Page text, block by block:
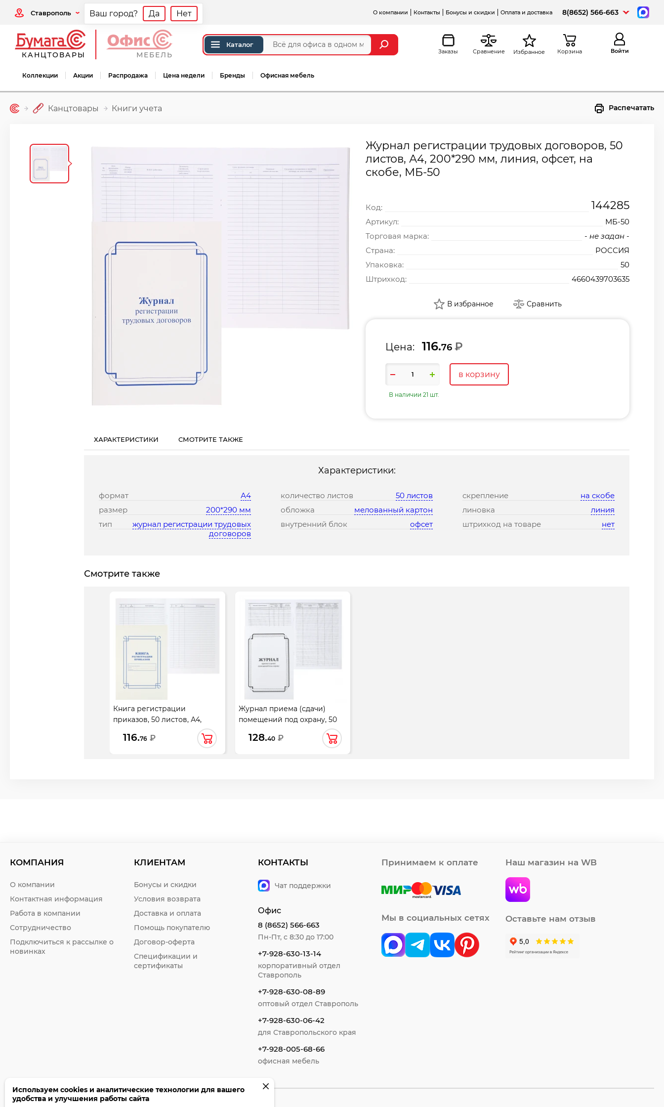
Ставрополь Ваш город? Да Нет О компании Контакты Бонусы и скидки Оплата и доставка 8(8652) 566-663
КАНЦТОВАРЫ МЕБЕЛЬ
Каталог
Заказы Сравнение Избранное Корзина Войти
Коллекции Акции Распродажа Цена недели Бренды Офисная мебель
Канцтовары Книги учета Распечатать
Журнал регистрации трудовых договоров, 50
листов, А4, 200*290 мм, линия, офсет, на
скобе, МБ-50
Код: 144285
Артикул:
МБ-50
Торговая марка:
- не задан -
Страна:
РОССИЯ
Упаковка:
50
Штрихкод:
4660439703635
В избранное Сравнить
Цена: 116.76 ₽
в корзину
В наличии 21 шт.
ХАРАКТЕРИСТИКИ СМОТРИТЕ ТАКЖЕ
Характеристики:
формат
А4
размер
200*290 мм
тип
журнал регистрации трудовых
договоров
количество листов
50 листов
обложка
мелованный картон
внутренний блок
офсет
скрепление
на скобе
линовка
линия
штрихкод на товаре
нет
Смотрите также
Книга регистрации
приказов, 50 листов, А4,
200*290 мм, линия, офсет, на
скобе, МБ50
116.76 ₽
Журнал приема (сдачи)
помещений под охрану, 50
офсет, на скобе, МБ-50
128.40 ₽
КОМПАНИЯ
О компании
Контактная информация
Работа в компании
Сотрудничество
Подключиться к рассылке о
новинках
КЛИЕНТАМ
Бонусы и скидки
Условия возврата
Доставка и оплата
Помощь покупателю
Договор-оферта
Спецификации и
сертификаты
КОНТАКТЫ
Чат поддержки
Офис
8 (8652) 566-663
Пн-Пт, с 8:30 до 17:00
+7-928-630-13-14
корпоративный отдел
Ставрополь
+7-928-630-08-89
оптовый отдел Ставрополь
+7-928-630-06-42
для Ставропольского края
+7-928-005-68-66
офисная мебель
Принимаем к оплате
Мы в социальных сетях
Наш магазин на WB
Оставьте нам отзыв
Используем cookies и аналитические технологии для вашего
удобства и улучшения работы сайта